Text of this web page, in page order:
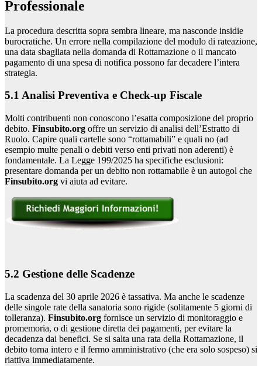
Professionale
La procedura descritta sopra sembra lineare, ma nasconde insidie
burocratiche. Un errore nella compilazione del modulo di rateazione,
una data sbagliata nella domanda di Rottamazione o il mancato
pagamento di una spesa di notifica possono far decadere l’intera
strategia.
5.1 Analisi Preventiva e Check-up Fiscale
Molti contribuenti non conoscono l’esatta composizione del proprio
debito. Finsubito.org offre un servizio di analisi dell’Estratto di
Ruolo. Capire quali cartelle sono “rottamabili” e quali no (ad
esempio multe penali o debiti verso enti privati non aderenti) è
fondamentale. La Legge 199/2025 ha specifiche esclusioni:
presentare domanda per un debito non rottamabile è un autogol che
Finsubito.org vi aiuta ad evitare.
5.2 Gestione delle Scadenze
La scadenza del 30 aprile 2026 è tassativa. Ma anche le scadenze
delle singole rate della sanatoria sono rigide (solitamente 5 giorni di
tolleranza). Finsubito.org fornisce un servizio di monitoraggio e
promemoria, o di gestione diretta dei pagamenti, per evitare la
decadenza dai benefici. Se si salta una rata della Rottamazione, il
debito torna intero e il fermo amministrativo (che era solo sospeso) si
riattiva immediatamente.